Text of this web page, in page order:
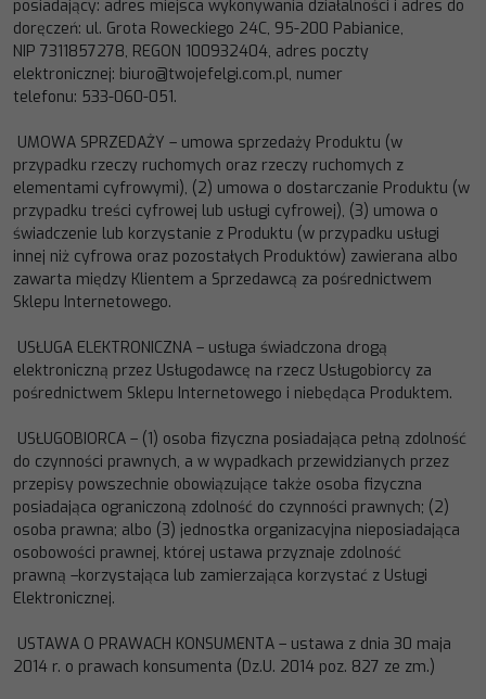
posiadający: adres miejsca wykonywania działalności i adres do
doręczeń: ul. Grota Roweckiego 24C, 95-200 Pabianice,
NIP 7311857278, REGON 100932404, adres poczty
elektronicznej: biuro@twojefelgi.com.pl, numer
telefonu: 533-060-051.
UMOWA SPRZEDAŻY – umowa sprzedaży Produktu (w
przypadku rzeczy ruchomych oraz rzeczy ruchomych z
elementami cyfrowymi), (2) umowa o dostarczanie Produktu (w
przypadku treści cyfrowej lub usługi cyfrowej), (3) umowa o
świadczenie lub korzystanie z Produktu (w przypadku usługi
innej niż cyfrowa oraz pozostałych Produktów) zawierana albo
zawarta między Klientem a Sprzedawcą za pośrednictwem
Sklepu Internetowego.
USŁUGA ELEKTRONICZNA – usługa świadczona drogą
elektroniczną przez Usługodawcę na rzecz Usługobiorcy za
pośrednictwem Sklepu Internetowego i niebędąca Produktem.
USŁUGOBIORCA – (1) osoba fizyczna posiadająca pełną zdolność
do czynności prawnych, a w wypadkach przewidzianych przez
przepisy powszechnie obowiązujące także osoba fizyczna
posiadająca ograniczoną zdolność do czynności prawnych; (2)
osoba prawna; albo (3) jednostka organizacyjna nieposiadająca
osobowości prawnej, której ustawa przyznaje zdolność
prawną –korzystająca lub zamierzająca korzystać z Usługi
Elektronicznej.
USTAWA O PRAWACH KONSUMENTA – ustawa z dnia 30 maja
2014 r. o prawach konsumenta (Dz.U. 2014 poz. 827 ze zm.)